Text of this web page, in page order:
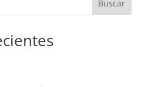
Buscar